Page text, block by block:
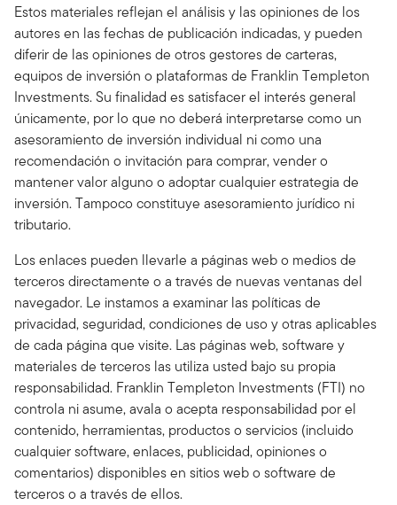
Estos materiales reflejan el análisis y las opiniones de los
autores en las fechas de publicación indicadas, y pueden
diferir de las opiniones de otros gestores de carteras,
equipos de inversión o plataformas de Franklin Templeton
Investments. Su finalidad es satisfacer el interés general
únicamente, por lo que no deberá interpretarse como un
asesoramiento de inversión individual ni como una
recomendación o invitación para comprar, vender o
mantener valor alguno o adoptar cualquier estrategia de
inversión. Tampoco constituye asesoramiento jurídico ni
tributario.
Los enlaces pueden llevarle a páginas web o medios de
terceros directamente o a través de nuevas ventanas del
navegador. Le instamos a examinar las políticas de
privacidad, seguridad, condiciones de uso y otras aplicables
de cada página que visite. Las páginas web, software y
materiales de terceros las utiliza usted bajo su propia
responsabilidad. Franklin Templeton Investments (FTI) no
controla ni asume, avala o acepta responsabilidad por el
contenido, herramientas, productos o servicios (incluido
cualquier software, enlaces, publicidad, opiniones o
comentarios) disponibles en sitios web o software de
terceros o a través de ellos.